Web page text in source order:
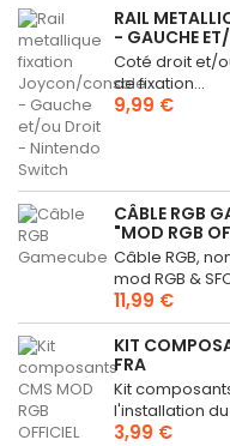
RAIL
- GAUCHE
Coté droit et/
de fixation...
9,99 €
CÂBLE RGB
"MOD RGB
Câble RGB,
mod RGB &
11,99 €
KIT
FRA
Kit composants
l'installation du
3,99 €